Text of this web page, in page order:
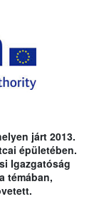
járt 2013.
épületében.
Igazgatóság
témában,